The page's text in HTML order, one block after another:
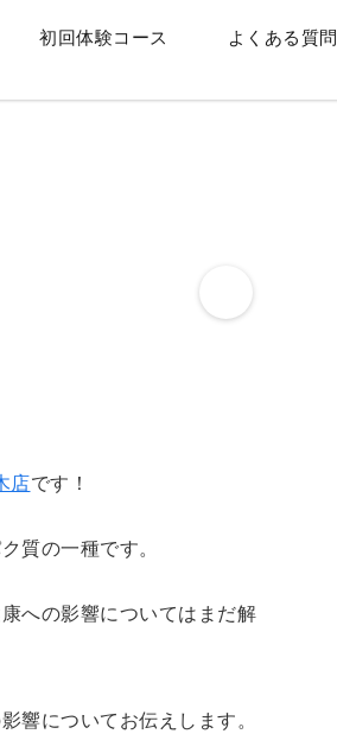
初回体験コース よくある質問
店です！
質の一種です。
への影響についてはまだ解
響についてお伝えします。